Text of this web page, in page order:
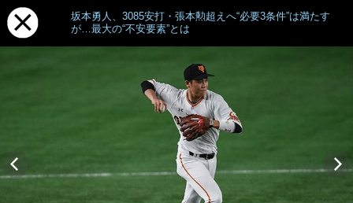
坂本勇人、3085安打・張本勲超えへ“必要3条件”は満たす
が…最大の“不安要素”とは